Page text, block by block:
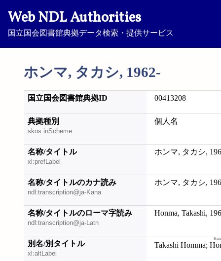
Web NDL Authorities
国立国会図書館典拠データ検索・提供サービス
ホンマ, タカシ, 1962-
国立国会図書館典拠ID 00413208
典拠種別
skos:inScheme
個人名
名称/タイトル
xl:prefLabel
ホンマ, タカシ,
名称/タイトルのカナ読み
ndl:transcription@ja-Kana
ホンマ, タカシ,
名称/タイトルのローマ字読み
ndl:transcription@ja-Latn
Honma, Takashi,
別名/別タイトル
xl:altLabel
Takashi Homma;